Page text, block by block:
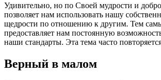
Удивительно, но по Своей мудрости и
позволяет нам использовать нашу
щедрости по отношению к другим. Тем
предоставляет нам постоянную
наши стандарты. Эта тема часто
Верный в малом